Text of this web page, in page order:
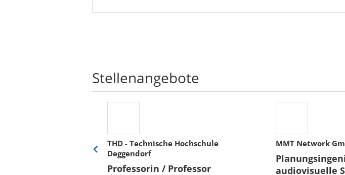
Stellenangebote
THD - Technische Hochschule
Deggendorf
Professorin / Professor
MMT Network
audiovisuelle
Eine
zurück